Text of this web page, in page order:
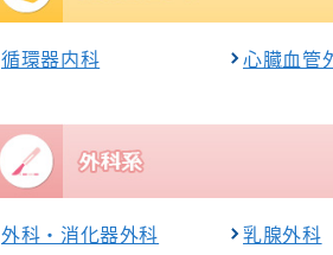
循環器内科 心臓血管
外科・消化器外科 乳腺外科